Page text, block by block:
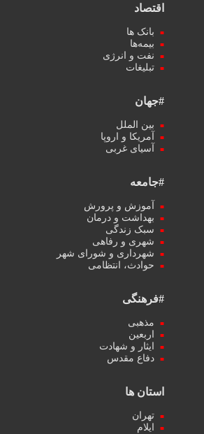
اقتصاد
بانک ها
بیمه‌ها
نفت و انرژی
تبلیغات
#جهان
بین الملل
آمریکا و اروپا
آسیای غربی
#جامعه
آموزش و پرورش
بهداشت و درمان
سبک زندگی
شهری و رفاهی
شهرداری و شورای شهر
حوادث، انتظامی
#فرهنگی
مذهبی
اربعین
ایثار و شهادت
دفاع مقدس
استان ها
تهران
ایلام